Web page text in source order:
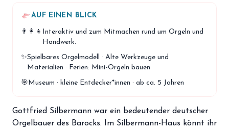
celebration Events NEU
hiking Abenteuer
hotel Unterkünfte
menu_book Guides
AUF EINEN BLICK
👨‍👩‍👧 Interaktiv und zum Mitmachen rund um Orgeln und
Handwerk.
✨Spielbares Orgelmodell · Alte Werkzeuge und
Materialien · Ferien: Mini-Orgeln bauen
🎯Museum · kleine Entdecker*innen · ab ca. 5 Jahren
Gottfried Silbermann war ein bedeutender deutscher
Orgelbauer des Barocks. Im Silbermann-Haus könnt ihr